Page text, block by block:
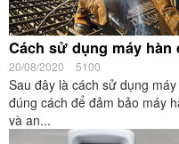
Cách sử dụng máy hàn
20/08/2020 5100
Sau đây là cách sử dụng
đúng cách để đảm bảo máy
và an...